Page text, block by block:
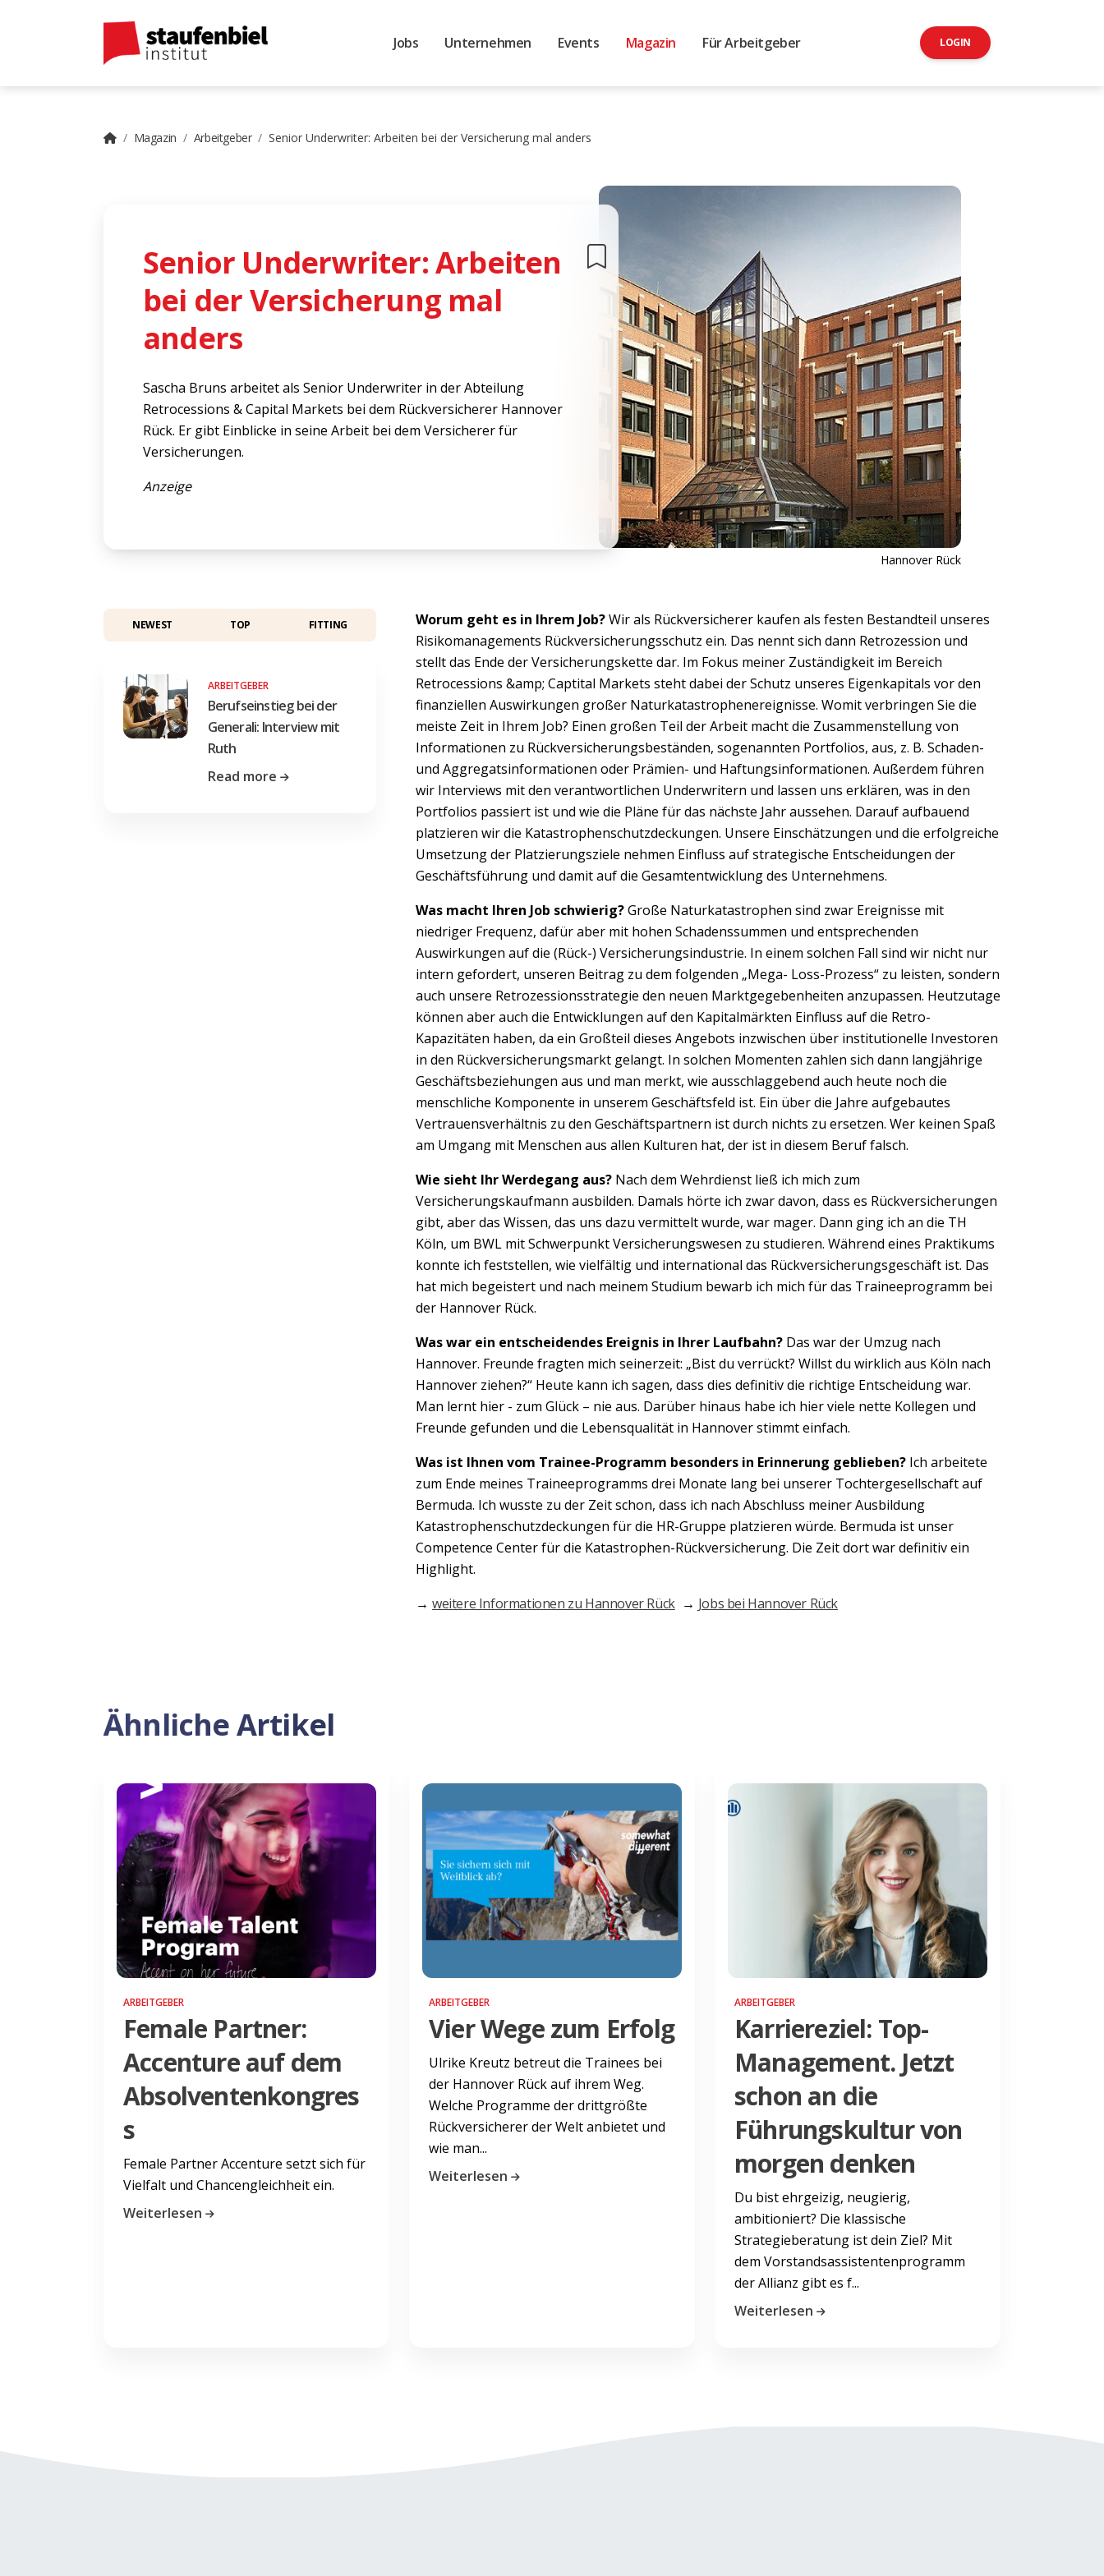
Jobs Unternehmen Events Magazin Für Arbeitgeber LOGIN
Magazin Arbeitgeber Senior Underwriter: Arbeiten bei der Versicherung mal anders
Senior Underwriter: Arbeiten
bei der Versicherung mal
anders
Sascha Bruns arbeitet als Senior Underwriter in der Abteilung
Retrocessions & Capital Markets bei dem Rückversicherer Hannover
Rück. Er gibt Einblicke in seine Arbeit bei dem Versicherer für
Versicherungen.
Anzeige
Hannover Rück
NEWEST TOP FITTING
ARBEITGEBER
Berufseinstieg bei der
Generali: Interview mit
Ruth
Read more
Worum geht es in Ihrem Job?Wir als Rückversicherer kaufen als festen Bestandteil unseres
Risikomanagements Rückversicherungsschutz ein. Das nennt sich dann Retrozession und
stellt das Ende der Versicherungskette dar. Im Fokus meiner Zuständigkeit im Bereich
Retrocessions &amp; Captital Markets steht dabei der Schutz unseres Eigenkapitals vor den
finanziellen Auswirkungen großer Naturkatastrophenereignisse. Womit verbringen Sie die
meiste Zeit in Ihrem Job? Einen großen Teil der Arbeit macht die Zusammenstellung von
Informationen zu Rückversicherungsbeständen, sogenannten Portfolios, aus, z. B. Schaden-
und Aggregatsinformationen oder Prämien- und Haftungsinformationen. Außerdem führen
wir Interviews mit den verantwortlichen Underwritern und lassen uns erklären, was in den
Portfolios passiert ist und wie die Pläne für das nächste Jahr aussehen. Darauf aufbauend
platzieren wir die Katastrophenschutzdeckungen. Unsere Einschätzungen und die erfolgreiche
Umsetzung der Platzierungsziele nehmen Einfluss auf strategische Entscheidungen der
Geschäftsführung und damit auf die Gesamtentwicklung des Unternehmens.
Was macht Ihren Job schwierig?Große Naturkatastrophen sind zwar Ereignisse mit
niedriger Frequenz, dafür aber mit hohen Schadenssummen und entsprechenden
Auswirkungen auf die (Rück-) Versicherungsindustrie. In einem solchen Fall sind wir nicht nur
intern gefordert, unseren Beitrag zu dem folgenden „Mega- Loss-Prozess“ zu leisten, sondern
auch unsere Retrozessionsstrategie den neuen Marktgegebenheiten anzupassen. Heutzutage
können aber auch die Entwicklungen auf den Kapitalmärkten Einfluss auf die Retro-
Kapazitäten haben, da ein Großteil dieses Angebots inzwischen über institutionelle Investoren
in den Rückversicherungsmarkt gelangt. In solchen Momenten zahlen sich dann langjährige
Geschäftsbeziehungen aus und man merkt, wie ausschlaggebend auch heute noch die
menschliche Komponente in unserem Geschäftsfeld ist. Ein über die Jahre aufgebautes
Vertrauensverhältnis zu den Geschäftspartnern ist durch nichts zu ersetzen. Wer keinen Spaß
am Umgang mit Menschen aus allen Kulturen hat, der ist in diesem Beruf falsch.
Wie sieht Ihr Werdegang aus? Nach dem Wehrdienst ließ ich mich zum
Versicherungskaufmann ausbilden. Damals hörte ich zwar davon, dass es Rückversicherungen
gibt, aber das Wissen, das uns dazu vermittelt wurde, war mager. Dann ging ich an die TH
Köln, um BWL mit Schwerpunkt Versicherungswesen zu studieren. Während eines Praktikums
konnte ich feststellen, wie vielfältig und international das Rückversicherungsgeschäft ist. Das
hat mich begeistert und nach meinem Studium bewarb ich mich für das Traineeprogramm bei
der Hannover Rück.
Was war ein entscheidendes Ereignis in Ihrer Laufbahn? Das war der Umzug nach
Hannover. Freunde fragten mich seinerzeit: „Bist du verrückt? Willst du wirklich aus Köln nach
Hannover ziehen?“ Heute kann ich sagen, dass dies definitiv die richtige Entscheidung war.
Man lernt hier - zum Glück – nie aus. Darüber hinaus habe ich hier viele nette Kollegen und
Freunde gefunden und die Lebensqualität in Hannover stimmt einfach.
Was ist Ihnen vom Trainee-Programm besonders in Erinnerung geblieben? Ich arbeitete
zum Ende meines Traineeprogramms drei Monate lang bei unserer Tochtergesellschaft auf
Bermuda. Ich wusste zu der Zeit schon, dass ich nach Abschluss meiner Ausbildung
Katastrophenschutzdeckungen für die HR-Gruppe platzieren würde. Bermuda ist unser
Competence Center für die Katastrophen-Rückversicherung. Die Zeit dort war definitiv ein
Highlight.
→ weitere Informationen zu Hannover Rück→ Jobs bei Hannover Rück
Ähnliche Artikel
ARBEITGEBER
Female Partner:
Accenture auf dem
Absolventenkongres
s
Female Partner Accenture setzt sich für
Vielfalt und Chancengleichheit ein.
Weiterlesen
ARBEITGEBER
Vier Wege zum Erfolg
Ulrike Kreutz betreut die Trainees bei
der Hannover Rück auf ihrem Weg.
Welche Programme der drittgrößte
Rückversicherer der Welt anbietet und
wie man...
Weiterlesen
ARBEITGEBER
Karriereziel: Top-
Management. Jetzt
schon an die
Führungskultur von
morgen denken
Du bist ehrgeizig, neugierig,
ambitioniert? Die klassische
Strategieberatung ist dein Ziel? Mit
dem Vorstandsassistentenprogramm
der Allianz gibt es f...
Weiterlesen